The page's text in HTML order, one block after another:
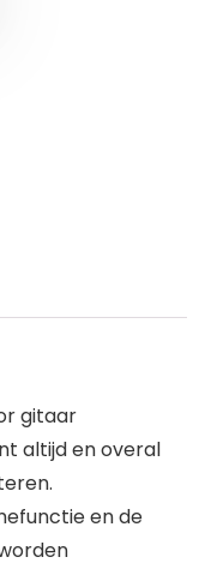
gitaar
altijd en overal
en de